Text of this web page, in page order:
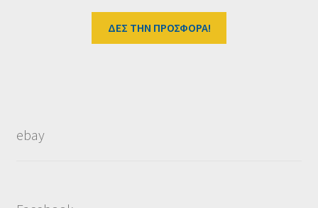
ΔΕΣ ΤΗΝ ΠΡΟΣΦΟΡΑ!
ebay